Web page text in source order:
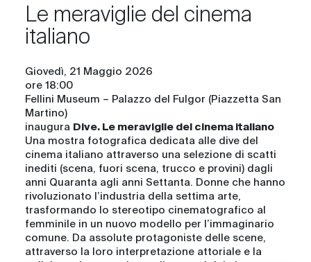
Le meraviglie del cinema
italiano
Giovedì, 21 Maggio 2026
ore 18:00
Fellini Museum – Palazzo del Fulgor (Piazzetta San
Martino)
inaugura Dive. Le meraviglie del cinema italiano
Una mostra fotografica dedicata alle dive del
cinema italiano attraverso una selezione di scatti
inediti (scena, fuori scena, trucco e provini) dagli
anni Quaranta agli anni Settanta. Donne che hanno
rivoluzionato l’industria della settima arte,
trasformando lo stereotipo cinematografico al
femminile in un nuovo modello per l’immaginario
comune. Da assolute protagoniste delle scene,
attraverso la loro interpretazione attoriale e la